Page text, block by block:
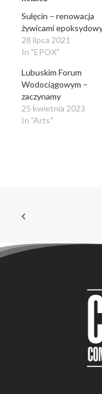
Sulęcin – renowacja
żywicami
28 lipca 2021
In "EPOX"
Lubuskim Forum
Wodociągowym –
zaczynamy
25 kwietnia 2023
In "Arts"